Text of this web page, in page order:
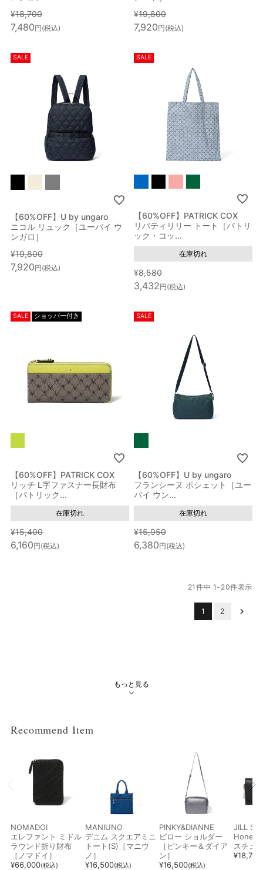
ホワイト系
ブラウン系 ブルー系 レッド系
イエロー系 ゴールド系 シルバー系 その他
¥18,700
7,480 税込
¥19,800
7,920 税込
SALE
【60%OFF】U by ungaro
ニコル リュック［ユーバイ ウ
ンガロ］
¥19,800
7,920 税込
SALE
【60%OFF】PATRICK COX
リバティリリー トート［パトリ
ック・コッ...
¥8,580
3,432 税込
在庫切れ
SALE ショッパー付き
【60%OFF】PATRICK COX
リッチ L字ファスナー長財布
［パトリック...
¥15,400
6,160 税込
在庫切れ
SALE
【60%OFF】U by ungaro
フランシーヌ ポシェット［ユー
バイ ウン...
¥15,950
6,380 税込
在庫切れ
21件中 1 - 20件表示
1 2
もっと見る
Recommend Item
NOMADOI
エレファント ミドル
ラウンド折り財布
［ノマドイ］
¥66,000(税込)
MANIUNO
デニム スクエアミニ
トート(S)［マニウ
ノ］
¥16,500(税込)
PINKY&DIANNE
ピロー ショルダー
［ピンキー＆ダイア
ン］
¥16,500(税込)
JILL
Honey
スチュ
¥18,700